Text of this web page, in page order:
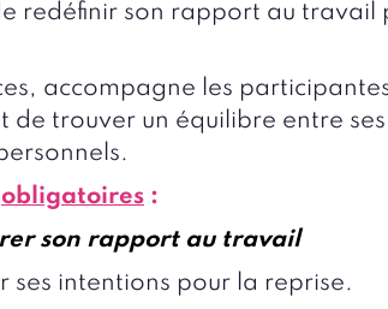
redéfinir son rapport au
accompagne les
de trouver un équilibre entre
obligatoires :
son rapport au travail
ses intentions pour la reprise.